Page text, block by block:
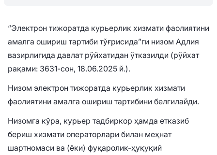
“Электрон тижоратда курьерлик хизмати фаолиятини
амалга ошириш тартиби тўғрисида”ги низом Адлия
вазирлигида давлат рўйхатидан ўтказилди (рўйхат
рақами: 3631-сон, 18.06.2025 й.).
Низом электрон тижоратда курьерлик хизмати
фаолиятини амалга ошириш тартибини белгилайди.
Низомга кўра, курьер тадбиркор ҳамда етказиб
бериш хизмати операторлари билан меҳнат
шартномаси ва (ёки) фуқаролик-ҳуқуқий